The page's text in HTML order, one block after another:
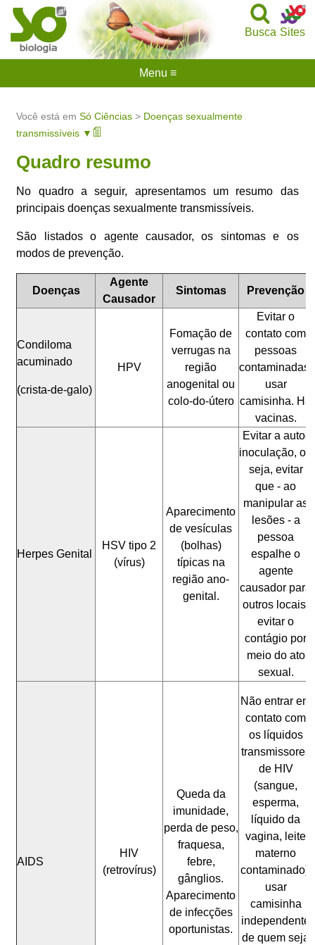
Sites
Busca
Você está emSó Ciências > Doenças sexualmente
transmissíveis ▼
Quadro resumo
No quadro a seguir, apresentamos um resumo das
principais doenças sexualmente transmissíveis.
São listados o agente causador, os sintomas e os
modos de prevenção.
Doenças
Agente
Causador
Sintomas Prevenção
Condiloma
acuminado
(crista-de-galo)
HPV
Fomação de
verrugas na
região
anogenital ou
colo-do-útero
Evitar o
contato com
pessoas
contaminadas;
usar
camisinha. Há
vacinas.
Herpes Genital
HSV tipo 2
(vírus)
Aparecimento
de vesículas
(bolhas)
típicas na
região ano-
genital.
Evitar a auto-
inoculação, ou
seja, evitar
que - ao
manipular as
lesões - a
pessoa
espalhe o
agente
causador para
outros locais;
evitar o
contágio por
meio do ato
sexual.
AIDS
HIV
(retrovírus)
Queda da
imunidade,
perda de peso,
fraquesa,
febre,
gânglios.
Aparecimento
de infecções
oportunistas.
Não entrar em
contato com
os líquidos
transmissores
de HIV
(sangue,
esperma,
líquido da
vagina, leite
materno
contaminado);
usar
camisinha
independente
de quem seja